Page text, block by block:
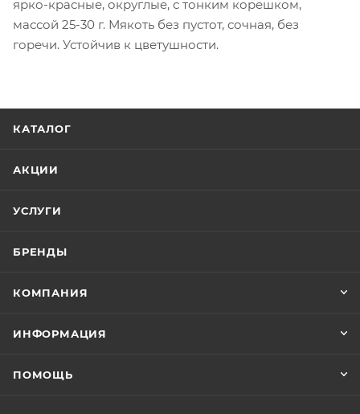
ярко-красные, округлые, с тонким корешком,
массой 25-30 г. Мякоть без пустот, сочная, без
горечи. Устойчив к цветушности.
КАТАЛОГ
АКЦИИ
УСЛУГИ
БРЕНДЫ
КОМПАНИЯ
ИНФОРМАЦИЯ
ПОМОЩЬ